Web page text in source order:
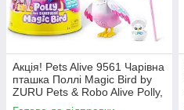
Акція! Pets Alive 9561 Чарівна
пташка Поллі Magic Bird by
ZURU Pets & Robo Alive Polly,
Міккі Маус